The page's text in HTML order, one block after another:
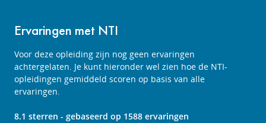
Ervaringen met NTI
Voor deze opleiding zijn nog geen ervaringen
achtergelaten. Je kunt hieronder wel zien hoe de NTI-
opleidingen gemiddeld scoren op basis van alle
ervaringen.
8.1 sterren - gebaseerd op 1588 ervaringen